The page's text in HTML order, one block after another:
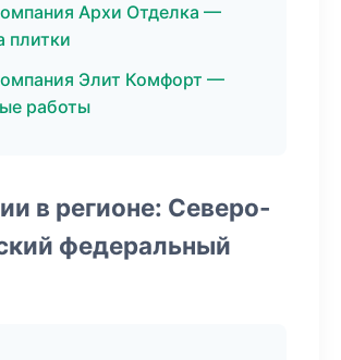
Архи Отделка —
плитки
Элит Комфорт —
работы
в регионе: Северо-
федеральный